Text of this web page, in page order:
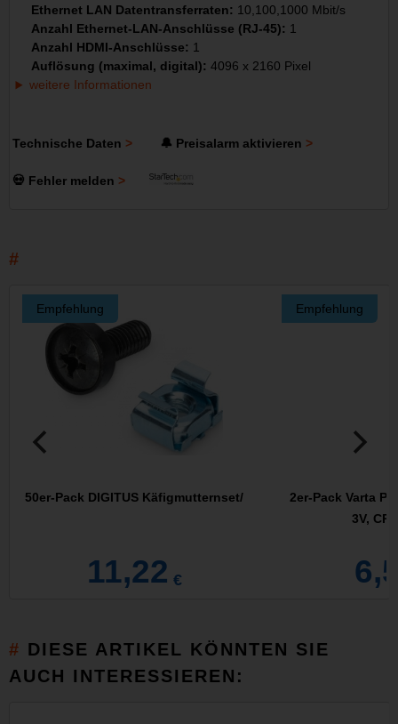
Ethernet LAN Datentransferraten: 10,100,1000 Mbit/s
Anzahl Ethernet-LAN-Anschlüsse (RJ-45): 1
Anzahl HDMI-Anschlüsse: 1
Auflösung (maximal, digital): 4096 x 2160 Pixel
weitere Informationen
Technische Daten 🔔 Preisalarm aktivieren
💀 Fehler melden
Empfehlung
50er-Pack DIGITUS Käfigmutternset/
11,22 €
Empfehlung
2er-Pack Varta
3V,
DIESE ARTIKEL KÖNNTEN SIE
AUCH INTERESSIEREN: